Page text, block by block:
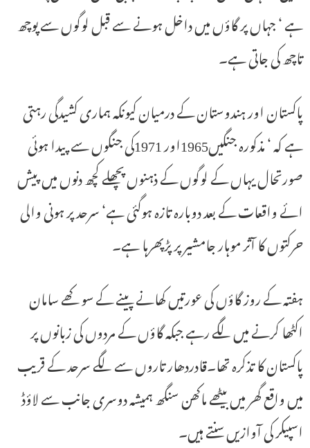
ہے ‘ جہاں پر گاؤں میں داخل ہونے سے قبل لوگوں سے پوچھ
تاچھ کی جاتی ہے۔
پاکستان اور ہندوستان کے درمیان کیونکہ ہماری کشیدگی رہتی
ہے کہ ‘ مذکورہ جنگیں1965اور 1971کی جنگوں سے پیدا ہوئی
صورتحال یہاں کے لوگوں کے ذہنوں پچھلے کچھ دنوں میں پیش
ائے واقعات کے بعد دوبارہ تازہ ہوگئی ہے‘ سرحد پر ہونی والی
حرکتوں کا آثر موہار جامشیر پر پڑپھرہا ہے۔
ہفتہ کے روز گاؤں کی عورتیں کھانے پینے کے سوکھے سامان
اکٹھا کرنے میں لگے رہے جبکہ گاؤں کے مردوں کی زبانوں پر
پاکستان کا تذکرہ تھا۔قادردھار تاروں سے لگے سرحد کے قریب
میں واقع گھر میں بیٹھے ماکھن سنگھ ہمیشہ دوسری جانب سے لاؤڈ
اسپیکر کی آوازیں سنتے ہیں۔